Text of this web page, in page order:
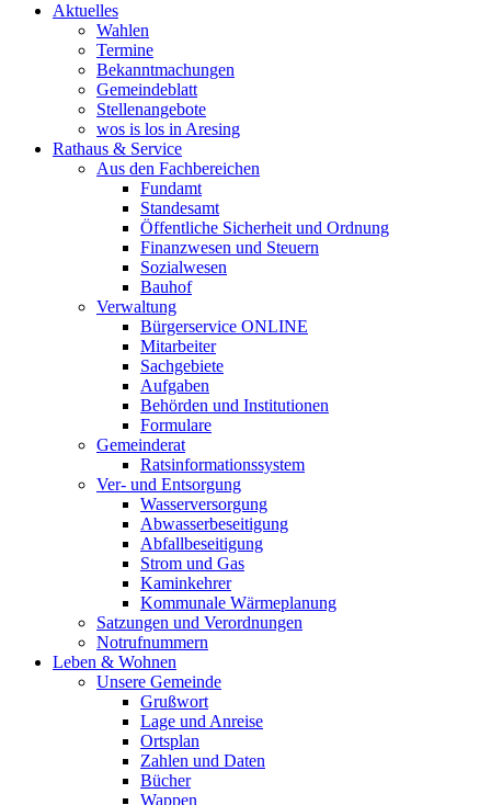
Aktuelles
Wahlen
Termine
Bekanntmachungen
Gemeindeblatt
Stellenangebote
wos is los in Aresing
Rathaus & Service
Aus den Fachbereichen
Fundamt
Standesamt
Öffentliche Sicherheit und Ordnung
Finanzwesen und Steuern
Sozialwesen
Bauhof
Verwaltung
Bürgerservice ONLINE
Mitarbeiter
Sachgebiete
Aufgaben
Behörden und Institutionen
Formulare
Gemeinderat
Ratsinformationssystem
Ver- und Entsorgung
Wasserversorgung
Abwasserbeseitigung
Abfallbeseitigung
Strom und Gas
Kaminkehrer
Kommunale Wärmeplanung
Satzungen und Verordnungen
Notrufnummern
Leben & Wohnen
Unsere Gemeinde
Grußwort
Lage und Anreise
Ortsplan
Zahlen und Daten
Bücher
Wappen